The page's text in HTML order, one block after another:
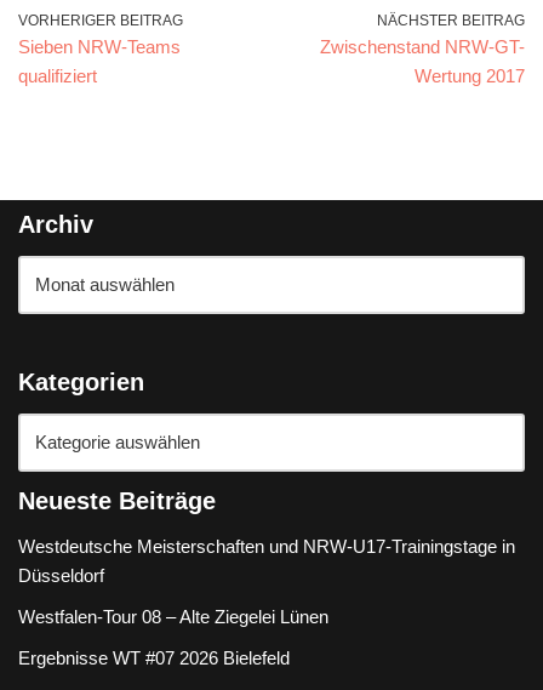
VORHERIGER BEITRAG
Sieben NRW-Teams
qualifiziert
NÄCHSTER BEITRAG
Zwischenstand NRW-GT-
Wertung 2017
Archiv
Kategorien
Neueste Beiträge
Westdeutsche Meisterschaften und NRW-U17-Trainingstage in
Düsseldorf
Westfalen-Tour 08 – Alte Ziegelei Lünen
Ergebnisse WT #07 2026 Bielefeld